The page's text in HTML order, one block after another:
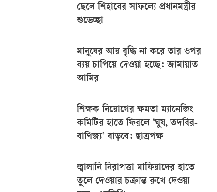
ছেলে শিহাবের সাফল্যে প্রধানমন্ত্রীর
শুভেচ্ছা
মানুষের আয় বৃদ্ধি না করে তার ওপর
ব্যয় চাপিয়ে দেওয়া হচ্ছে: জামায়াত
আমির
শিক্ষক নিয়োগের ক্ষমতা ম্যানেজিং
কমিটির হাতে ফিরলে ‘ঘুষ, তদবির-
বাণিজ্য’ বাড়বে: ছাত্রপক্ষ
জ্বালানি নিরাপত্তা মাফিয়াদের হাতে
তুলে দেওয়ার চক্রান্ত রুখে দেওয়া